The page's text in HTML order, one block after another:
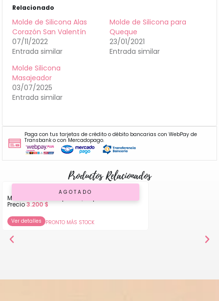
Relacionado
Molde de Silicona Alas
Corazón San Valentín
07/11/2022
Entrada similar
Molde de Silicona para
Queque
23/01/2021
Entrada similar
Molde Silicona
Masajeador
03/07/2025
Entrada similar
Paga con tus tarjetas de crédito o débito bancarias con WebPay de
Transbank o con Mercadopago.
Productos Relacionados
AGOTADO
Molde de Silicona para Queque
Precio3.200$
Ver detalles PRONTO MÁS STOCK